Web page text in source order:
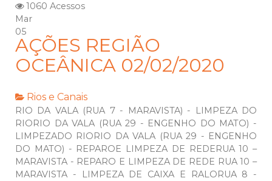
1060 Acessos
Mar
05
AÇÕES REGIÃO
OCEÂNICA 02/02/2020
Rios e Canais
RIO DA VALA (RUA 7 - MARAVISTA) - LIMPEZA DO
RIORIO DA VALA (RUA 29 - ENGENHO DO MATO) -
LIMPEZADO RIORIO DA VALA (RUA 29 - ENGENHO
DO MATO) - REPAROE LIMPEZA DE REDERUA 10 –
MARAVISTA - REPARO E LIMPEZA DE REDE RUA 10 –
MARAVISTA - LIMPEZA DE CAIXA E RALORUA 8 -